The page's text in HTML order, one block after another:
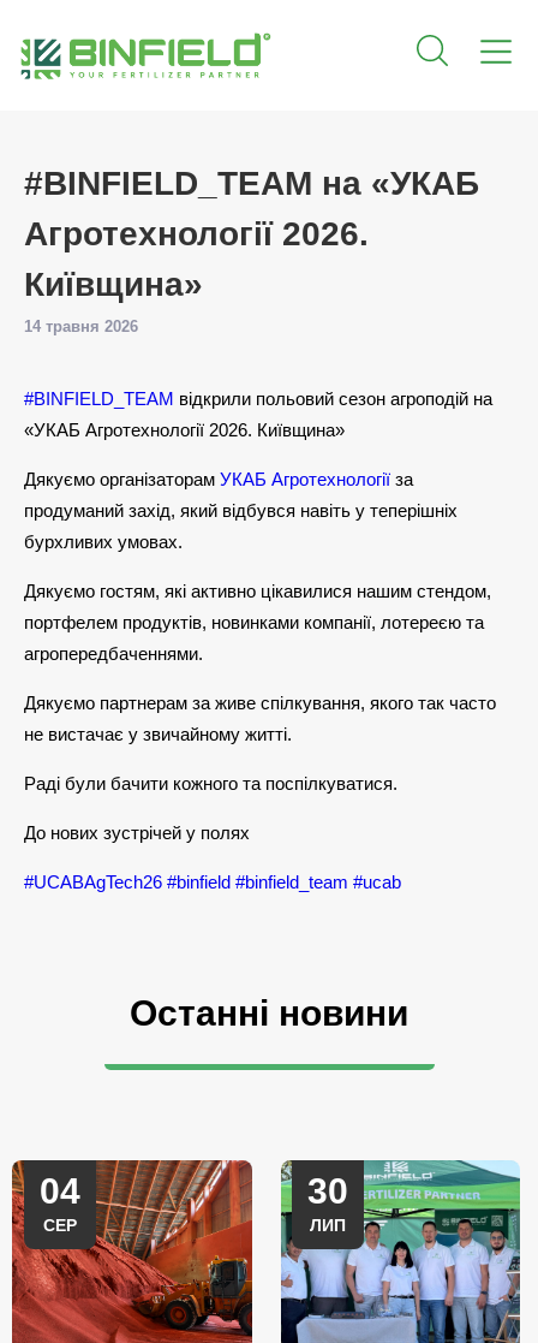
#BINFIELD_TEAM на «УКАБ
Агротехнології 2026.
Київщина»
14 травня 2026
#BINFIELD_TEAM відкрили польовий сезон агроподій на
«УКАБ Агротехнології 2026. Київщина»
Дякуємо організаторам УКАБ Агротехнології за
продуманий захід, який відбувся навіть у теперішніх
бурхливих умовах.
Дякуємо гостям, які активно цікавилися нашим стендом,
портфелем продуктів, новинками компанії, лотереєю та
агропередбаченнями.
Дякуємо партнерам за живе спілкування, якого так часто
не вистачає у звичайному житті.
Раді були бачити кожного та поспілкуватися.
До нових зустрічей у полях
#UCABAgTech26 #binfield #binfield_team #ucab
Останні новини
04
СЕР
30
ЛИП